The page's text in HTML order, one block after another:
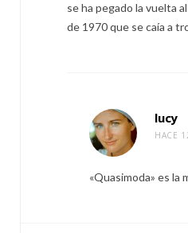
se ha pegado la vuelta
de 1970 que se caía a
lucy
HACE
«Quasimoda» es la